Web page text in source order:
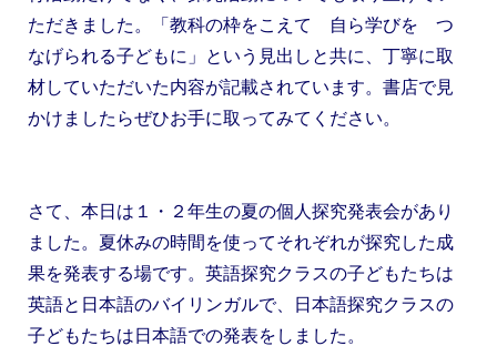
ただきました。「教科の枠をこえて 自ら学びを つ
なげられる子どもに」という見出しと共に、丁寧に取
材していただいた内容が記載されています。書店で見
かけましたらぜひお手に取ってみてください。
さて、本日は１・２年生の夏の個人探究発表会があり
ました。夏休みの時間を使ってそれぞれが探究した成
果を発表する場です。英語探究クラスの子どもたちは
英語と日本語のバイリンガルで、日本語探究クラスの
子どもたちは日本語での発表をしました。